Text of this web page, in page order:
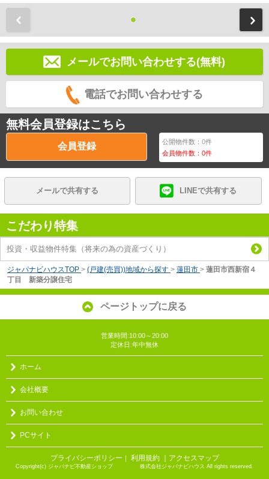
メールでお問い合わせする(無料)
電話でお問い合わせする
無料会員登録はこちら
会員登録 公開物件数：0件
会員物件数：0件
メールで共有する LINEで共有する
こだわり特集
投資・収益物件特集（将来の為の資産づくり）
ジャパナビハウスTOP > (戸建(売買))地域から探す > 蓮田市 > 蓮田市西新宿４
丁目 新築分譲住宅
ページトップに戻る
営業時間:10:00～20:00
定休日:年中無休
ホーム
会社概要
お問い合わせ
PCサイト
プライバシーポリシー ｜ 利用規約 ｜アクセスマップ
Copyright(c) ジャパナビ不動産ショップ 株式会社ジャパナビハウス All rights reserved.